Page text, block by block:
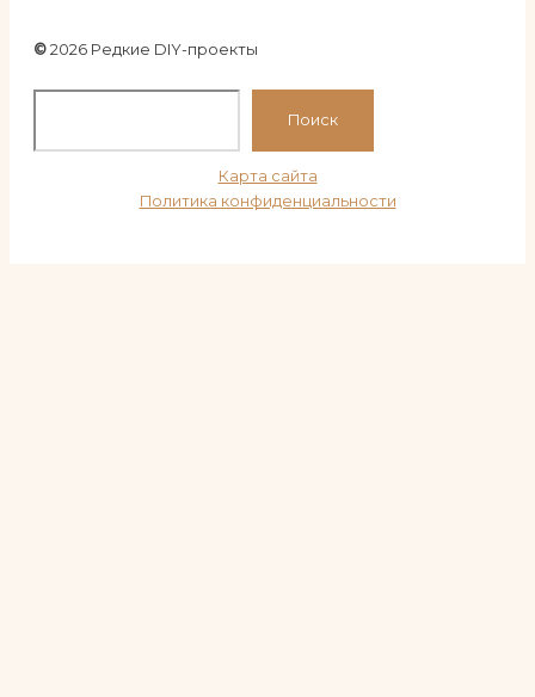
© 2026 Редкие DIY-проекты
Поиск
Карта сайта
Политика конфиденциальности